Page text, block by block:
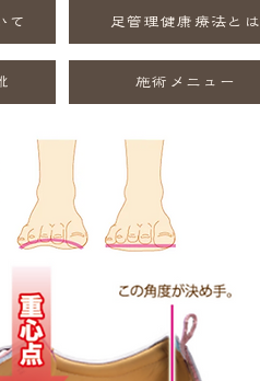
て 足管理健康療法とは
施術メニュー